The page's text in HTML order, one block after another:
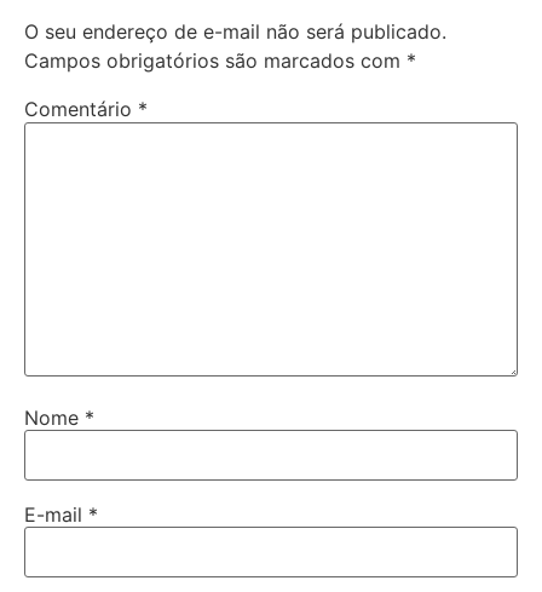
O seu endereço de e-mail não será publicado.
Campos obrigatórios são marcados com *
Comentário *
Nome *
E-mail *